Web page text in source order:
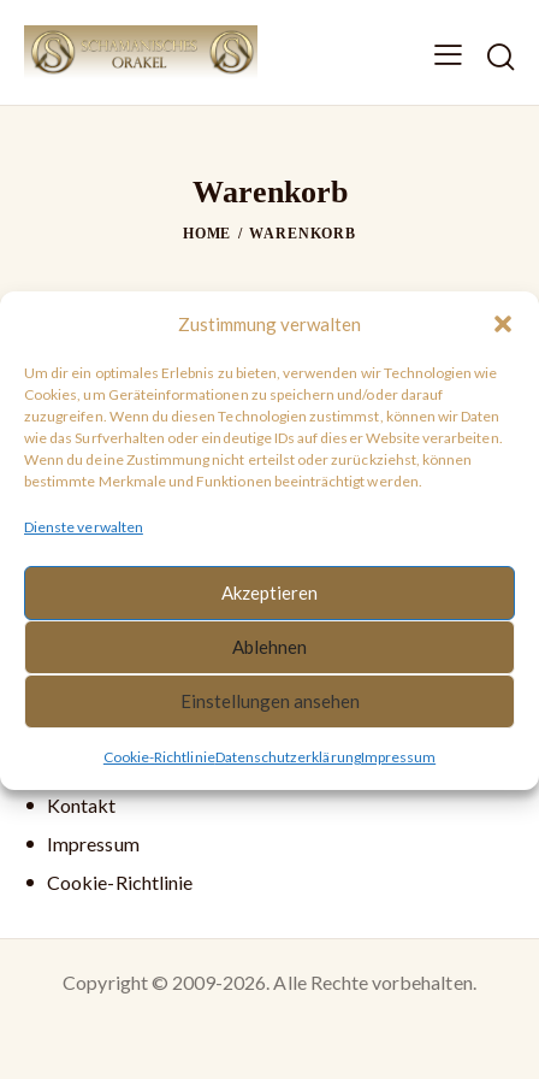
Zustimmung verwalten
Um dir ein optimales Erlebnis zu bieten, verwenden wir Technologien wie
Cookies, um Geräteinformationen zu speichern und/oder darauf
zuzugreifen. Wenn du diesen Technologien zustimmst, können wir Daten
wie das Surfverhalten oder eindeutige IDs auf dieser Website verarbeiten.
Wenn du deine Zustimmung nicht erteilst oder zurückziehst, können
bestimmte Merkmale und Funktionen beeinträchtigt werden.
Dienste verwalten
Akzeptieren
Ablehnen
Einstellungen ansehen
Cookie-RichtlinieDatenschutzerklärungImpressum
Warenkorb
HOME WARENKORB
Dein Warenkorb ist derzeit leer.
Datenschutzerklärung
Widerrufsbelehrung
Kontakt
Impressum
Cookie-Richtlinie
Copyright © 2009-2026. Alle Rechte vorbehalten.